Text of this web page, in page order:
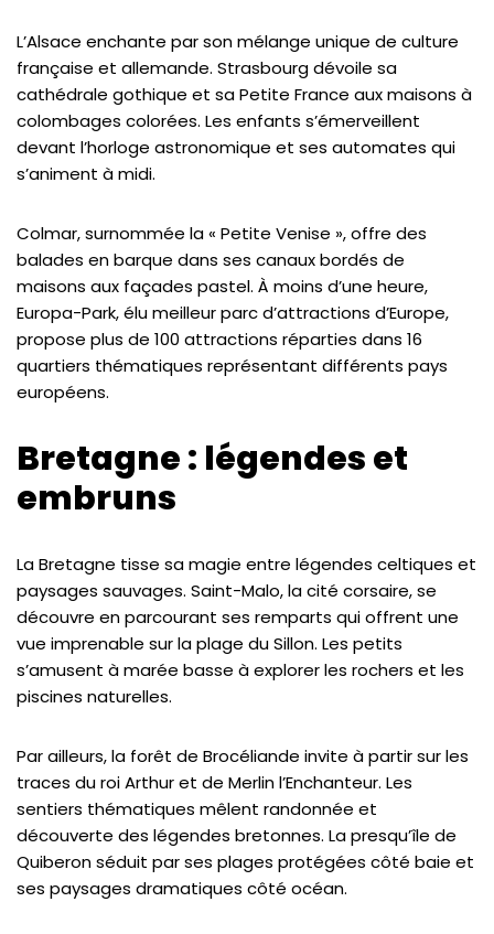
L’Alsace enchante par son mélange unique de culture
française et allemande. Strasbourg dévoile sa
cathédrale gothique et sa Petite France aux maisons à
colombages colorées. Les enfants s’émerveillent
devant l’horloge astronomique et ses automates qui
s’animent à midi.
Colmar, surnommée la « Petite Venise », offre des
balades en barque dans ses canaux bordés de
maisons aux façades pastel. À moins d’une heure,
Europa-Park, élu meilleur parc d’attractions d’Europe,
propose plus de 100 attractions réparties dans 16
quartiers thématiques représentant différents pays
européens.
Bretagne : légendes et
embruns
La Bretagne tisse sa magie entre légendes celtiques et
paysages sauvages. Saint-Malo, la cité corsaire, se
découvre en parcourant ses remparts qui offrent une
vue imprenable sur la plage du Sillon. Les petits
s’amusent à marée basse à explorer les rochers et les
piscines naturelles.
Par ailleurs, la forêt de Brocéliande invite à partir sur les
traces du roi Arthur et de Merlin l’Enchanteur. Les
sentiers thématiques mêlent randonnée et
découverte des légendes bretonnes. La presqu’île de
Quiberon séduit par ses plages protégées côté baie et
ses paysages dramatiques côté océan.